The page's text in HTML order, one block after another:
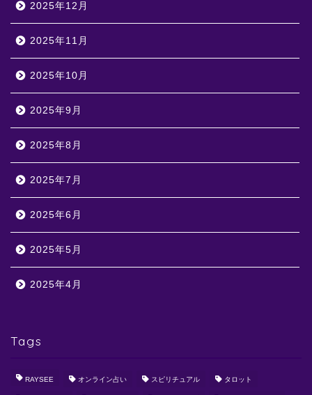
2025年12月
2025年11月
2025年10月
2025年9月
2025年8月
2025年7月
2025年6月
2025年5月
2025年4月
Tags
RAYSEE オンライン占い スピリチュアル タロット